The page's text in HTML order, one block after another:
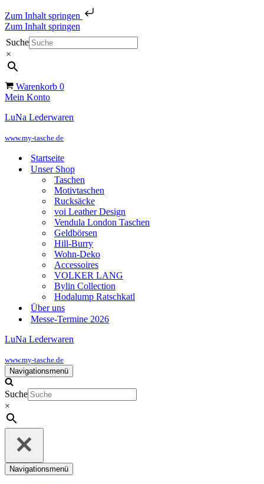
Zum Inhalt springen
Zum Inhalt springen
Suche
×
Warenkorb 0
Mein Konto
LuNa Lederwaren
www.my-tasche.de
Startseite
Unser Shop
Taschen
Motivtaschen
Rucksäcke
voi Leather Design
Vendula London Taschen
Geldbörsen
Hill-Burry
Wohn-Deko
Accessoires
VOLKER LANG
Bylin Collection
Hodalump Ratschkatl
Über uns
Messe-Termine 2026
LuNa Lederwaren
www.my-tasche.de
Navigationsmenü
Suche
×
Navigationsmenü